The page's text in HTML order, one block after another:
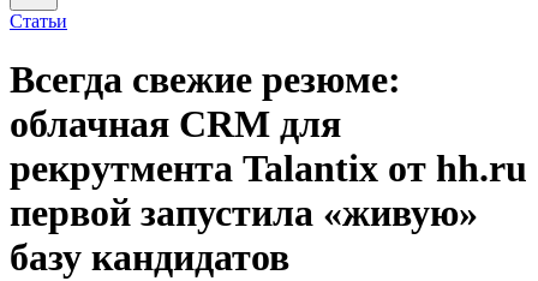
Статьи
Всегда свежие резюме:
облачная CRM для
рекрутмента Talantix от hh.ru
первой запустила «живую»
базу кандидатов